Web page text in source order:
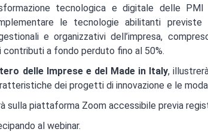
tecnologica e digitale delle PMI
le tecnologie abilitanti
e organizzativi dell’impresa,
a fondo perduto fino al 50%.
delle Imprese e del Made in Italy,
dei progetti di innovazione e le
sulla piattaforma Zoom accessibile previa
al webinar.